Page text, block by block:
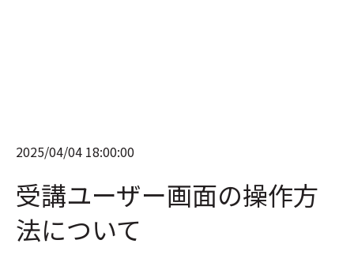
2025/04/04 18:00:00
受講ユーザー画面の操作方
法について